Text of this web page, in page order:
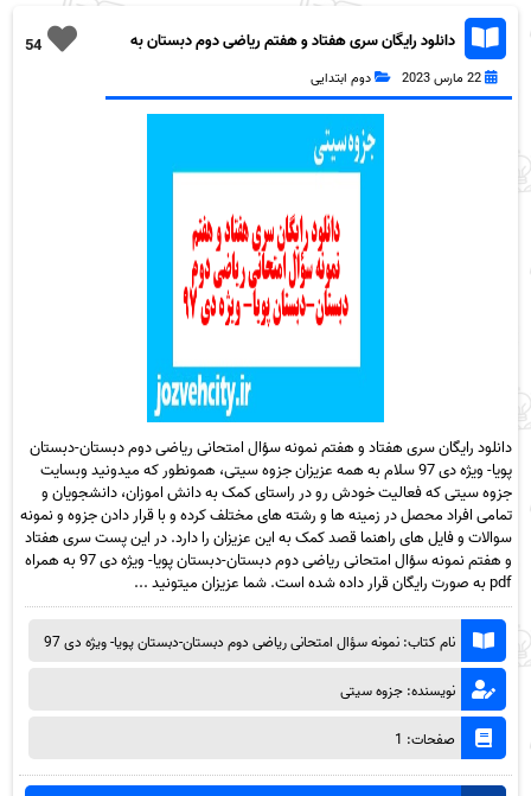
54
دانلود رایگان سری هفتاد و هفتم ریاضی دوم دبستان به
22 مارس 2023 دوم ابتدایی
دانلود رایگان سری هفتاد و هفتم نمونه سؤال امتحانی ریاضی دوم دبستان-دبستان
پویا- ویژه دی 97 سلام به همه عزیزان جزوه سیتی، همونطور که میدونید وبسایت
جزوه سیتی که فعالیت خودش رو در راستای کمک به دانش اموزان، دانشجویان و
تمامی افراد محصل در زمینه ها و رشته های مختلف کرده و با قرار دادن جزوه و نمونه
سوالات و فایل های راهنما قصد کمک به این عزیزان را دارد. در این پست سری هفتاد
و هفتم نمونه سؤال امتحانی ریاضی دوم دبستان-دبستان پویا- ویژه دی 97 به همراه
pdf به صورت رایگان قرار داده شده است. شما عزیزان میتونید ...
نام کتاب: نمونه سؤال امتحانی ریاضی دوم دبستان-دبستان پویا- ویژه دی 97
نویسنده: جزوه سیتی
صفحات: 1